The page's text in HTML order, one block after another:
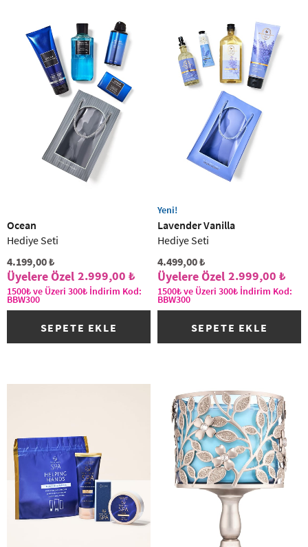
Ocean
Hediye Seti
4.199,00 ₺
2.999,00 ₺
1500₺ ve Üzeri 300₺ İndirim Kod:
BBW300
SEPETE EKLE
Yeni!
Lavender Vanilla
Hediye Seti
4.499,00 ₺
2.999,00 ₺
1500₺ ve Üzeri 300₺ İndirim Kod:
BBW300
SEPETE EKLE